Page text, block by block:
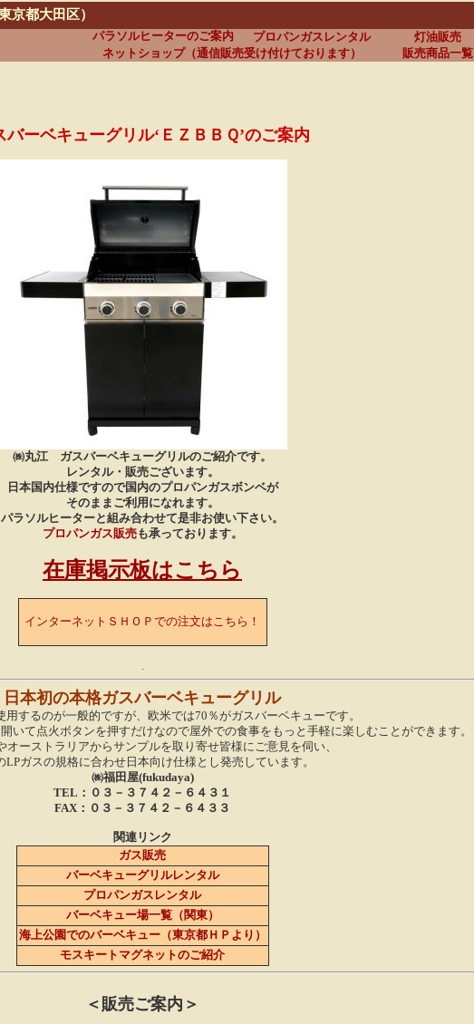
京都大田区）
パラソルヒーターのご案内 プロパンガスレンタル 灯油販売
ネットショップ（通信販売受け付けております）
販売商品一覧
バーベキューグリル‘ＥＺＢＢＱ’のご案内
㈱丸江 ガスバーベキューグリルのご紹介です。
レンタル・販売ございます。
日本国内仕様ですので国内のプロパンガスボンベが
そのままご利用になれます。
パラソルヒーターと組み合わせて是非お使い下さい。
プロパンガス販売も承っております。
在庫掲示板はこちら
インターネットＳＨＯＰでの注文はこちら！
.
日本初の本格ガスバーベキューグリル
用するのが一般的ですが、欧米では70％がガスバーベキューです。
いて点火ボタンを押すだけなので屋外での食事をもっと手軽に楽しむことができます。
オーストラリアからサンプルを取り寄せ皆様にご意見を伺い、
LPガスの規格に合わせ日本向け仕様とし発売しています。
㈱福田屋(fukudaya)
TEL：０３－３７４２－６４３１
FAX：０３－３７４２－６４３３
関連リンク
ガス販売
バーベキューグリルレンタル
プロパンガスレンタル
バーベキュー場一覧（関東）
海上公園でのバーベキュー（東京都ＨＰより）
モスキートマグネットのご紹介
＜販売ご案内＞